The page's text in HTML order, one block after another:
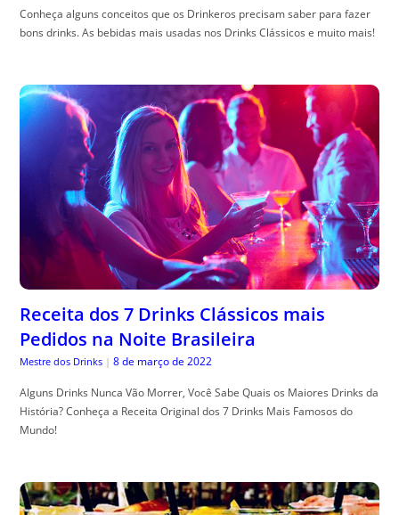
Conheça alguns conceitos que os Drinkeros precisam saber para fazer
bons drinks. As bebidas mais usadas nos Drinks Clássicos e muito mais!
Receita dos 7 Drinks Clássicos mais
Pedidos na Noite Brasileira
Mestre dos Drinks | 8 de março de 2022
Alguns Drinks Nunca Vão Morrer, Você Sabe Quais os Maiores Drinks da
História? Conheça a Receita Original dos 7 Drinks Mais Famosos do
Mundo!